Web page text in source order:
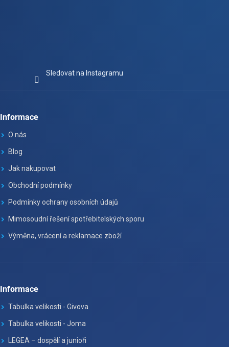
Sledovat na Instagramu
Informace
O nás
Blog
Jak nakupovat
Obchodní podmínky
Podmínky ochrany osobních údajů
Mimosoudní řešení spotřebitelských sporu
Výměna, vrácení a reklamace zboží
Informace
Tabulka velikosti - Givova
Tabulka velikosti - Joma
LEGEA – dospělí a junioři